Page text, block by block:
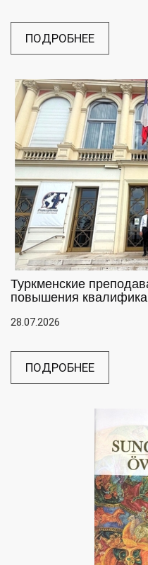
ПОДРОБНЕЕ
Туркменские
повышения
28.07.2026
ПОДРОБНЕЕ